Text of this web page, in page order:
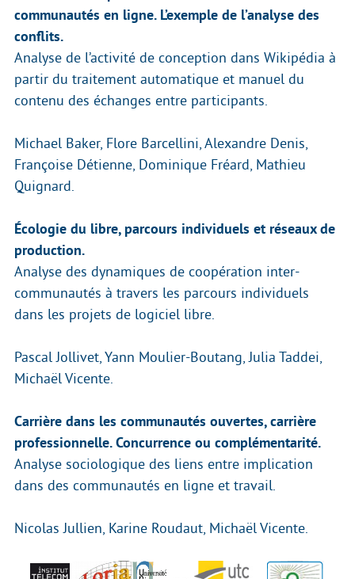
communautés en ligne. L’exemple de l’analyse des
conflits.
Analyse de l’activité de conception dans Wikipédia à
partir du traitement automatique et manuel du
contenu des échanges entre participants.
Michael Baker, Flore Barcellini, Alexandre Denis,
Françoise Détienne, Dominique Fréard, Mathieu
Quignard.
Écologie du libre, parcours individuels et réseaux de
production.
Analyse des dynamiques de coopération inter-
communautés à travers les parcours individuels
dans les projets de logiciel libre.
Pascal Jollivet, Yann Moulier-Boutang, Julia Taddei,
Michaël Vicente.
Carrière dans les communautés ouvertes, carrière
professionnelle. Concurrence ou complémentarité.
Analyse sociologique des liens entre implication
dans des communautés en ligne et travail.
Nicolas Jullien, Karine Roudaut, Michaël Vicente.